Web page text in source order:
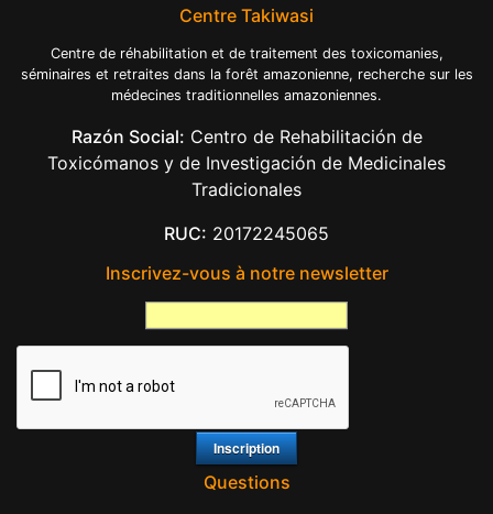
Centre Takiwasi
Centre de réhabilitation et de traitement des toxicomanies,
séminaires et retraites dans la forêt amazonienne, recherche sur les
médecines traditionnelles amazoniennes.
Razón Social: Centro de Rehabilitación de
Toxicómanos y de Investigación de Medicinales
Tradicionales
RUC: 20172245065
Inscrivez-vous à notre newsletter
Questions